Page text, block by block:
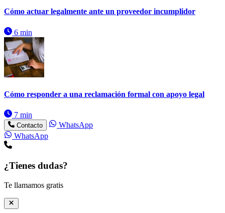
Cómo actuar legalmente ante un proveedor incumplidor
6 min
Cómo responder a una reclamación formal con apoyo legal
7 min
Contacto
WhatsApp
WhatsApp
¿Tienes dudas?
Te llamamos gratis